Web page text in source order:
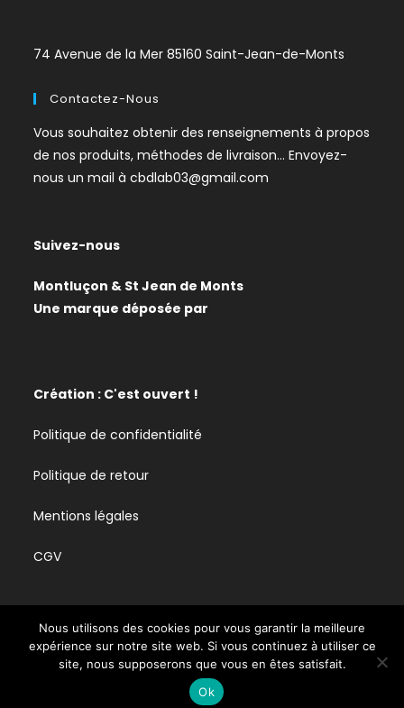
74 Avenue de la Mer 85160 Saint-Jean-de-Monts
Contactez-Nous
Vous souhaitez obtenir des renseignements à propos
de nos produits, méthodes de livraison… Envoyez-
nous un mail àcbdlab03@gmail.com
Suivez-nous
Montluçon & St Jean de Monts
Une marque déposée par
Création : C'est ouvert !
Politique de confidentialité
Politique de retour
Mentions légales
CGV
Tous droits réservés CBD Lab03
Nous utilisons des cookies pour vous garantir la meilleure
expérience sur notre site web. Si vous continuez à utiliser ce
site, nous supposerons que vous en êtes satisfait.
Ok